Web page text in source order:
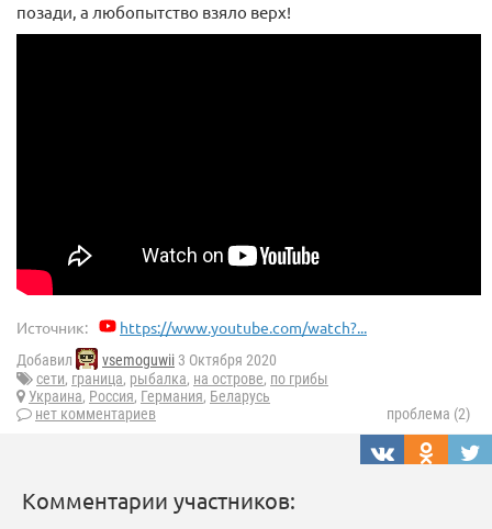
позади, а любопытство взяло верх!
Источник: https://www.youtube.com/watch?...
Добавил vsemoguwii 3 Октября 2020
сети, граница, рыбалка, на острове, по грибы
Украина, Россия, Германия, Беларусь
нет комментариев
проблема (2)
Комментарии участников: